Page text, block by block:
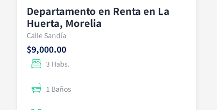
Departamento en Renta en La
Huerta, Morelia
Calle Sandía
$9,000.00
3 Habs.
1 Baños